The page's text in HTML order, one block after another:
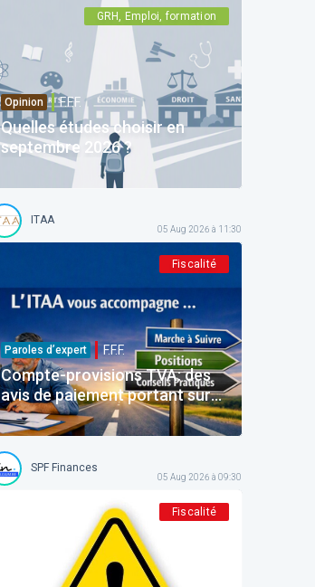
GRH, Emploi, formation
Opinion F.F.F.
Quelles études choisir en
septembre 2026 ?
ITAA
05 Aug 2026 à 11:30
Fiscalité
Paroles d’expert F.F.F.
Compte-provisions TVA: des
avis de paiement portant sur
des montants déjà payés
SPF Finances
05 Aug 2026 à 09:30
Fiscalité